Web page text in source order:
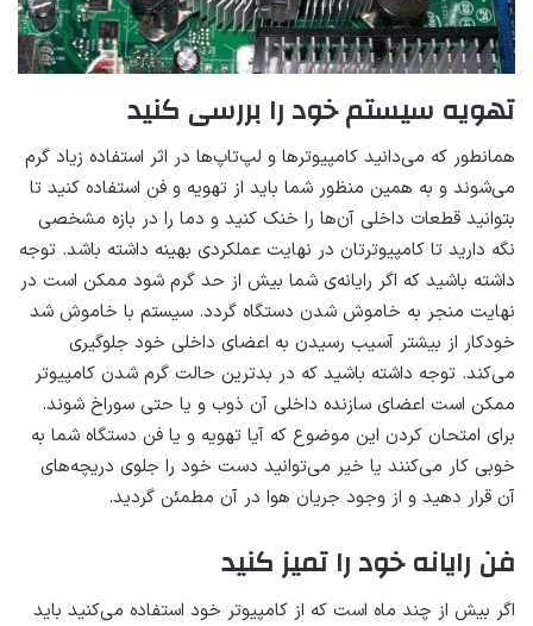
تهویه سیستم خود را بررسی کنید
همانطور که می‌دانید کامپیوترها و لپ‌تاپ‌ها در اثر استفاده زیاد گرم
می‌شوند و به همین منظور شما باید از تهویه و فن استفاده کنید تا
بتوانید قطعات داخلی آن‌ها را خنک کنید و دما را در بازه مشخصی
نگه دارید تا کامپیوترتان در نهایت عملکردی بهینه داشته باشد. توجه
داشته باشید که اگر رایانه‌ی شما بیش از حد گرم شود ممکن است در
نهایت منجر به خاموش شدن دستگاه گردد. سیستم با خاموش شد
خودکار از بیشتر آسیب رسیدن به اعضای داخلی خود جلوگیری
می‌کند. توجه داشته باشید که در بدترین حالت گرم شدن کامپیوتر
ممکن است اعضای سازنده داخلی آن ذوب و یا حتی سوراخ شوند.
برای امتحان کردن این موضوع که آیا تهویه و یا فن دستگاه شما به
خوبی کار می‌کنند یا خیر می‌توانید دست خود را جلوی دریچه‌های
آن قرار دهید و از وجود جریان هوا در آن مطمئن گردید.
فن رایانه خود را تمیز کنید
اگر بیش از چند ماه است که از کامپیوتر خود استفاده می‌کنید باید